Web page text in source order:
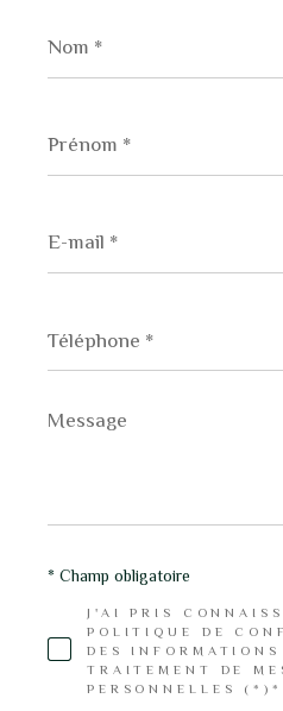
*
*
mail
*
*
Message
*
J'AI PRIS
POLITIQUE DE
DES
TRAITEMENT DE
PERSONNELLES (*)*
* Champ obligatoire